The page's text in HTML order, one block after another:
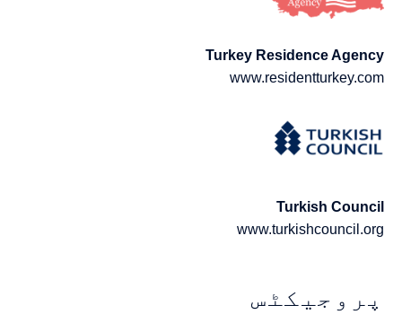
Turkey Residence Agency
www.residentturkey.com
Turkish Council
www.turkishcouncil.org
پروجیکٹس